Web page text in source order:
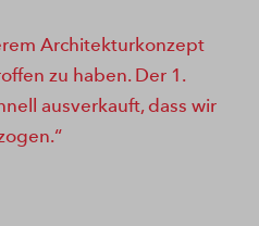
Architekturkonzept
zu haben. Der 1.
ausverkauft, dass wir